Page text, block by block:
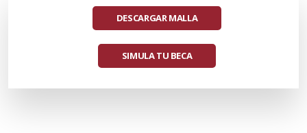
DESCARGAR MALLA
SIMULA TU BECA